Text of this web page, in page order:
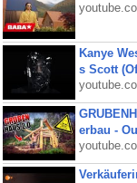
Kanye
s Scott
erbau -